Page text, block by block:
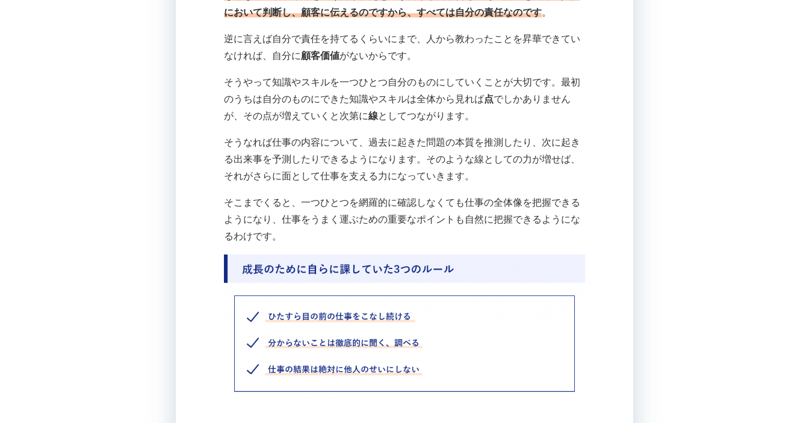
において判断し、顧客に伝えるのですから、すべては自分の責任なのです。
逆に言えば自分で責任を持てるくらいにまで、人から教わったことを昇華できてい
なければ、自分に顧客価値がないからです。
そうやって知識やスキルを一つひとつ自分のものにしていくことが大切です。最初
のうちは自分のものにできた知識やスキルは全体から見れば点でしかありません
が、その点が増えていくと次第に線としてつながります。
そうなれば仕事の内容について、過去に起きた問題の本質を推測したり、次に起き
る出来事を予測したりできるようになります。そのような線としての力が増せば、
それがさらに面として仕事を支える力になっていきます。
そこまでくると、一つひとつを網羅的に確認しなくても仕事の全体像を把握できる
ようになり、仕事をうまく運ぶための重要なポイントも自然に把握できるようにな
るわけです。